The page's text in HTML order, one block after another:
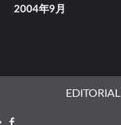
2004年9月
Facebook